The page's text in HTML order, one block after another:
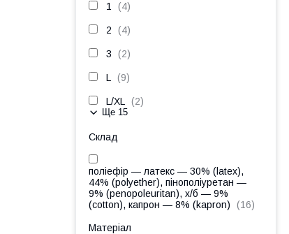
1 4
2 4
3 2
L 9
L/XL 2
Ще 15
Склад
поліефір — латекс — 30% (latex),
44% (polyether), пінополіуретан —
9% (penopoleuritan), х/б — 9%
(cotton), капрон — 8% (kapron)
16
Матеріал